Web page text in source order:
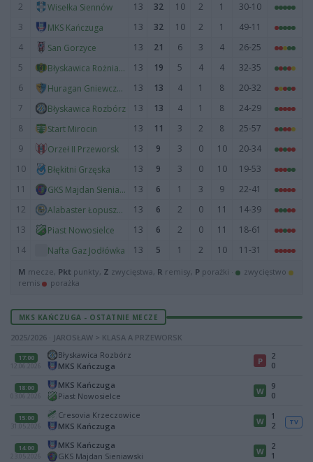
2
Wisełka Siennów 13 32 10 2 1
30-10
3
MKS Kańczuga 13 32 10 2 1
49-11
4
San Gorzyce 13 21 6 3 4
26-25
5
Błyskawica Rożniatów 13 19 5 4 4
32-35
6
Huragan Gniewczyna 13 13 4 1 8
20-32
7
Błyskawica Rozbórz 13 13 4 1 8
24-29
8
Start Mirocin 13 11 3 2 8
25-57
9
Orzeł II Przeworsk 13 9 3 0 10
20-34
10
Błękitni Grzęska 13 9 3 0 10
19-53
11
GKS Majdan Sieniawski 13 6 1 3 9
22-41
12
Alabaster Łopuszka Wielka 13 6 2 0 11
14-39
13
Piast Nowosielce 13 6 2 0 11
18-61
14
Nafta Gaz Jodłówka 13 5 1 2 10 11-31
M mecze, Pkt punkty, Z zwycięstwa, R remisy, P porażki ·
zwycięstwo
remis
porażka
MKS KAŃCZUGA - OSTATNIE MECZE
2025/2026 · JAROSŁAW > KLASA A PRZEWORSK
17:00
12.06.2026
Błyskawica Rozbórz
MKS Kańczuga
P
2
0
18:00
03.06.2026
MKS Kańczuga
Piast Nowosielce
W
9
0
15:00
31.05.2026
Cresovia Krzeczowice
MKS Kańczuga
W
1
2
TV
14:00
23.05.2026
MKS Kańczuga
GKS Majdan Sieniawski
W
2
1